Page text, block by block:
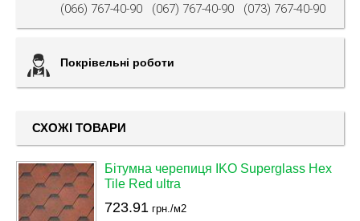
(066) 767-40-90 (067) 767-40-90 (073) 767-40-90
Покрівельні роботи
СХОЖІ ТОВАРИ
Бітумна черепиця IKO Superglass Hex
Tile Red ultra
723.91 грн./м2